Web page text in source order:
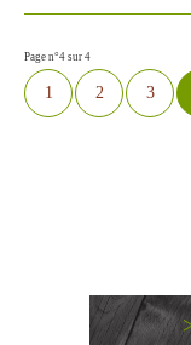
Page n°4 sur 4
1 2 3